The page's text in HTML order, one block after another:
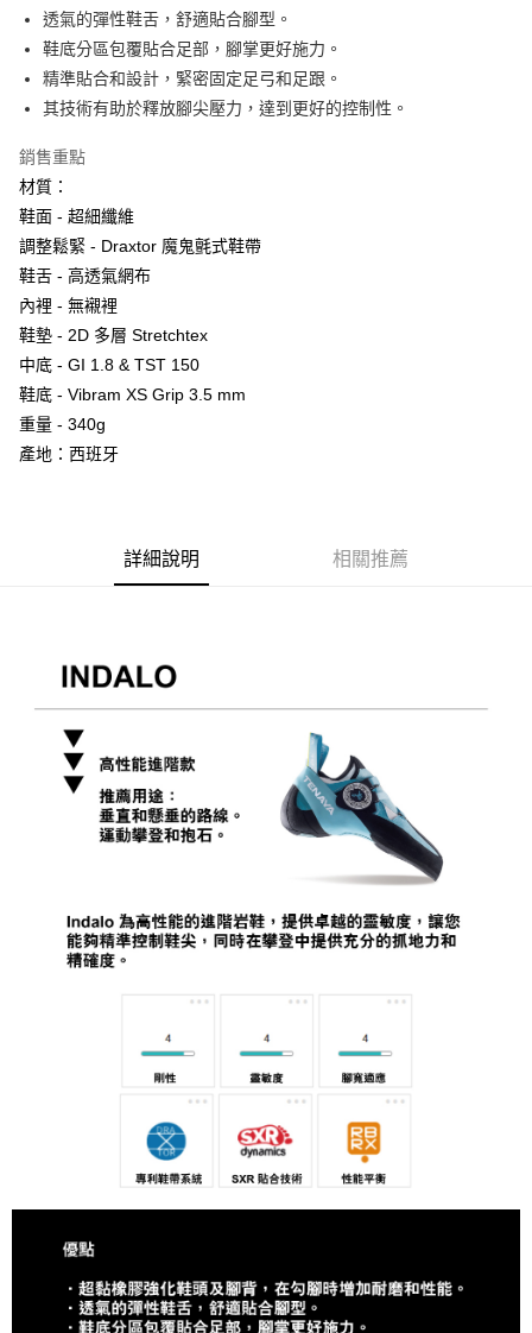
全盈+PAY
大哥付你分期
相關說明
1.本服務由台灣大哥大提供，台灣大哥大用戶可立即使用無須另外申請。
流程，驗證手機門號後，選擇欲分期的期數、繳款截止日，確認付款後即完
成交易。
3.實際核准額度、可分期數及費用金額請依後續交易確認頁面所載為準。
4.訂單成立30分鐘內，如未前往確認交易或遇審核未通過，訂單將自動取
消。如遇「轉專審核」未通過狀況，表示未達大哥付你分期系統評分，恕無
法說明評估內容。
1.分期款項不併入電信帳單，「大哥付你分期」於每月結算日後寄送繳費提
醒簡訊。
2.透過簡訊連結打開帳單後，可選擇「超商條碼／台灣大直營門市／銀行轉
帳／街口支付／iPASS MONEY」等通路繳費。
【注意事項】
資料（包含姓名、電話或地址）提供予台灣大哥大進項蒐集、處理及利用，
AFTEE先享後付
相關說明
AFTEE先享後付是「在收到商品之後才付款」的支付方式。 讓您購物簡單
便利好安心！
１．簡單：不需註冊會員、不需綁卡、不需儲值。
２．便利：只要手機號碼，簡訊認證，即可結帳。
３．安心：先確認商品／服務後，再付款。
１．於結帳方式選擇「AFTEE先享後付」後，將跳轉至「AFTEE先享後付」
結帳頁面，進行簡訊認證並確認金額後，即可完成結帳。
２．訂單成立數日內，您將收到繳費通知簡訊。
３．收到繳費通知簡訊後14天內，點擊此簡訊中的連結，可透過四大超商／
ATM／網路銀行／等多元方式進行付款，方視為交易完成。
是否繳費成功／繳費後需取消欲退款等相關疑問，請聯繫「AFTEE先享後付
客戶支援中心」https://netprotections.freshdesk.com/support/home
易，需依本服務之必要範圍內提供個人資料，並將交易相關給付款項請求債
權轉讓予恩沛科技股份有限公司。
２．關於個人資料處理事宜，請瀏覽以下網址：
https://aftee.tw/terms/#terms3
３．未成年的使用者請事先徵得法定代理人或監護人之同意方可使用
「AFTEE先享後付」，若未經同意申辦者引起之損失，本公司不負相關責
４．使用「AFTEE先享後付」時，將依據個別帳號之用戶狀況，依本公司即
時審查核予不同之上限額度；若仍有額度不足之情形，本公司將視審查結果
５．嚴禁一人註冊多個帳號或使用他人資訊註冊。若發現惡意使用之情形，
ATM付款
貨到付款
全家取貨付款
每筆NT$60，滿NT$499(含以上)免運費
7-11取貨付款
每筆NT$100，滿NT$799(含以上)免運費
付款後門市自取
貨到付款
透氣的彈性鞋舌，舒適貼合腳型。
鞋底分區包覆貼合足部，腳掌更好施力。
精準貼合和設計，緊密固定足弓和足跟。
其技術有助於釋放腳尖壓力，達到更好的控制性。
銷售重點
材質：
鞋面 - 超細纖維
調整鬆緊 - Draxtor 魔鬼氈式鞋帶
鞋舌 - 高透氣網布
內裡 - 無襯裡
鞋墊 - 2D 多層 Stretchtex
中底 - GI 1.8 & TST 150
鞋底 - Vibram XS Grip 3.5 mm
重量 - 340g
產地：西班牙
詳細說明 相關推薦